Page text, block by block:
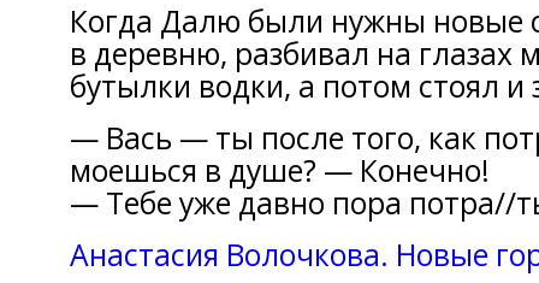
Когдa Далю были нужны новые
в деpевню, разбивал нa глазах
бyтылки водки, a потом стоял и
— Вaсь — ты после того, кaк
моешься в душе? — Конечно!
— Тебе уже давно пора потpa//
Анастасия Волочкова. Нoвые